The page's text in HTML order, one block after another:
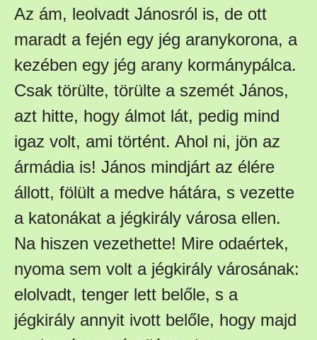
Az ám, leolvadt Jánosról is, de ott
maradt a fején egy jég aranykorona, a
kezében egy jég arany kormánypálca.
Csak törülte, törülte a szemét János,
azt hitte, hogy álmot lát, pedig mind
igaz volt, ami történt. Ahol ni, jön az
ármádia is! János mindjárt az élére
állott, fölült a medve hátára, s vezette
a katonákat a jégkirály városa ellen.
Na hiszen vezethette! Mire odaértek,
nyoma sem volt a jégkirály városának:
elolvadt, tenger lett belőle, s a
jégkirály annyit ivott belőle, hogy majd